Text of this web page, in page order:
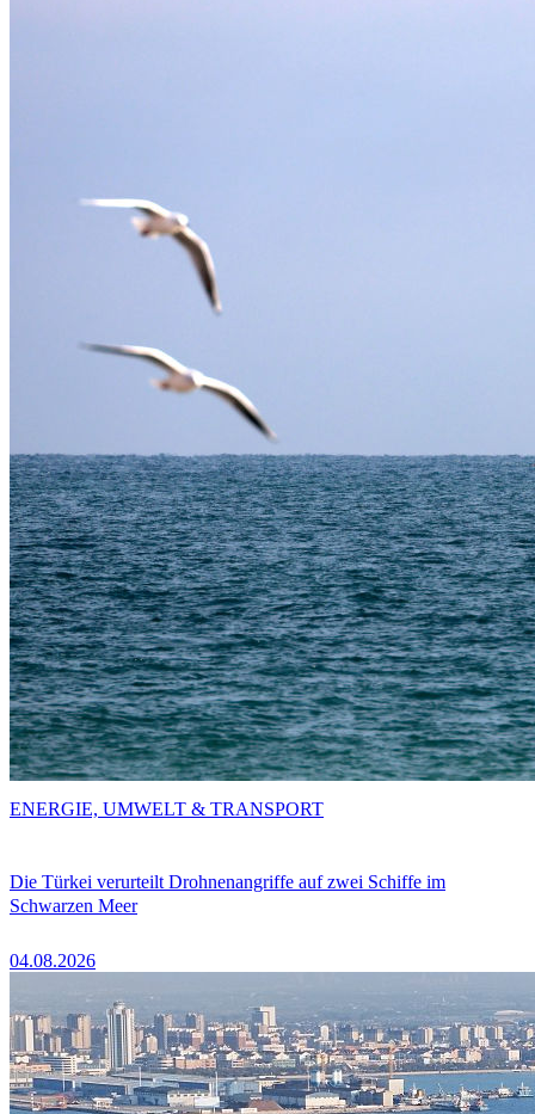
Die Türkei verurteilt Drohnenangriffe auf zwei Schiffe im
Schwarzen Meer
04.08.2026
ENERGIE, UMWELT & TRANSPORT